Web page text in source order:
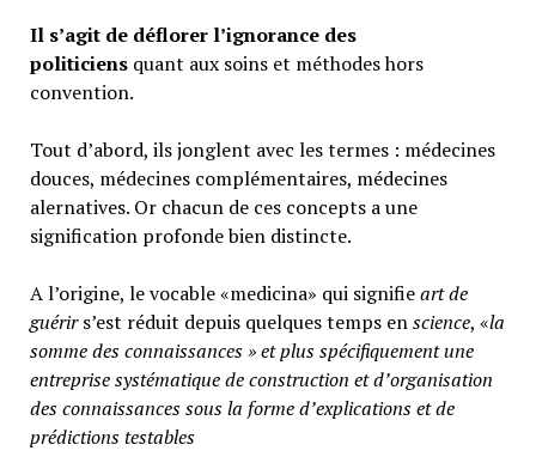
Il s’agit de déflorer l’ignorance des
politiciensquant aux soins et méthodes hors
convention.
Tout d’abord, ils jonglent avec les termes : médecines
douces, médecines complémentaires, médecines
alernatives. Or chacun de ces concepts a une
signification profonde bien distincte.
A l’origine, le vocable «medicina» qui signifieart de
guérirs’est réduit depuis quelques temps enscience, «la
somme des connaissances » et plus spécifiquement une
entreprise systématique de construction et d’organisation
des connaissances sous la forme d’explications et de
prédictions testables